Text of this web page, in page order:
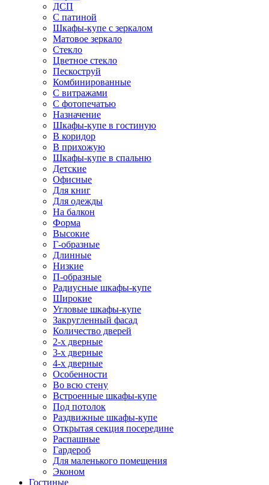
ДСП
С патиной
Шкафы-купе с зеркалом
Матовое зеркало
Стекло
Цветное стекло
Пескоструй
Комбинированные
С витражами
С фотопечатью
Назначение
Шкафы-купе в гостиную
В коридор
В прихожую
Шкафы-купе в спальню
Детские
Офисные
Для книг
Для одежды
На балкон
Форма
Высокие
Г-образные
Длинные
Низкие
П-образные
Радиусные шкафы-купе
Широкие
Угловые шкафы-купе
Закругленный фасад
Количество дверей
2-х дверные
3-х дверные
4-х дверные
Особенности
Во всю стену
Встроенные шкафы-купе
Под потолок
Раздвижные шкафы-купе
Открытая секция посередине
Распашные
Гардероб
Для маленького помещения
Эконом
Гостиные